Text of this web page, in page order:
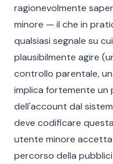
ragionevolmente
minore — il che in
qualsiasi segnale su
plausibilmente agire
controllo parentale,
implica fortemente un
dell'account dal
deve codificare
utente minore accetta
percorso della